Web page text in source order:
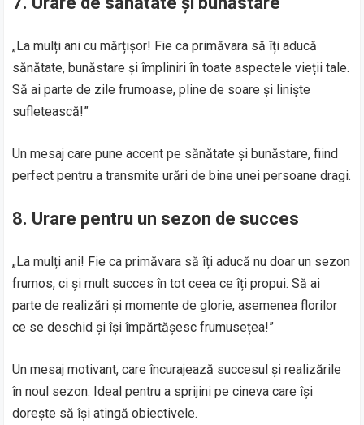
„La mulți ani cu mărțișor! Fie ca primăvara să îți aducă
sănătate, bunăstare și împliniri în toate aspectele vieții tale.
Să ai parte de zile frumoase, pline de soare și liniște
sufletească!”
Un mesaj care pune accent pe sănătate și bunăstare, fiind
perfect pentru a transmite urări de bine unei persoane dragi.
8. Urare pentru un sezon de succes
„La mulți ani! Fie ca primăvara să îți aducă nu doar un sezon
frumos, ci și mult succes în tot ceea ce îți propui. Să ai
parte de realizări și momente de glorie, asemenea florilor
ce se deschid și își împărtășesc frumusețea!”
Un mesaj motivant, care încurajează succesul și realizările
în noul sezon. Ideal pentru a sprijini pe cineva care își
dorește să își atingă obiectivele.